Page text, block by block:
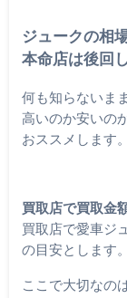
ジュークの相
本命店は後回
何も知らないま
高いのか安いの
おススメします。
買取店で買取金
買取店で愛車ジ
の目安とします。
ここで大切なの